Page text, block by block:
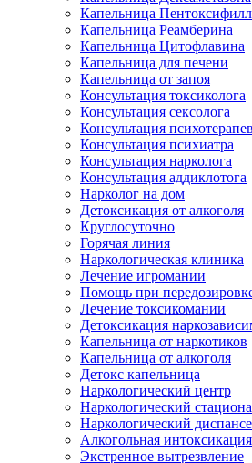
Капельница
Капельница Реамберина
Капельница Цитофлавина
Капельница для печени
Капельница от запоя
Консультация токсиколога
Консультация сексолога
Консультация
Консультация психиатра
Консультация нарколога
Консультация аддиклотога
Нарколог на дом
Детоксикация от алкоголя
Круглосуточно
Горячая линия
Наркологическая клиника
Лечение игромании
Помощь при
Лечение токсикомании
Детоксикация
Капельница от наркотиков
Капельница от алкоголя
Детокс капельница
Наркологический центр
Наркологический
Наркологический
Алкогольная интоксикация
Экстренное вытрезвление